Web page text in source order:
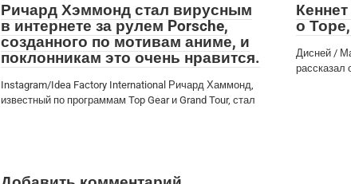
Ричард Хэммонд стал вирусным
в интернете за рулем Porsche,
созданного по мотивам аниме, и
поклонникам это очень нравится.
Instagram/Idea Factory International Ричард Хаммонд,
известный по программам Top Gear и Grand Tour, стал
о
Дисней /
рассказал